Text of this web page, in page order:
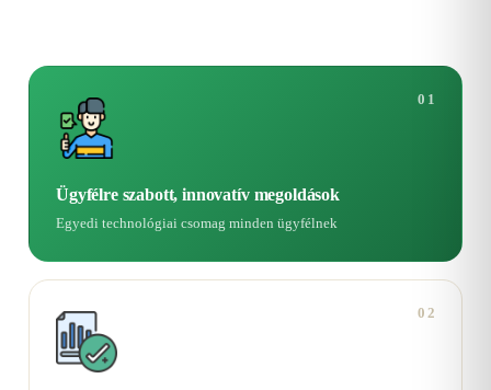
01
Ügyfélre szabott, innovatív megoldások
Egyedi technológiai csomag minden ügyfélnek
02